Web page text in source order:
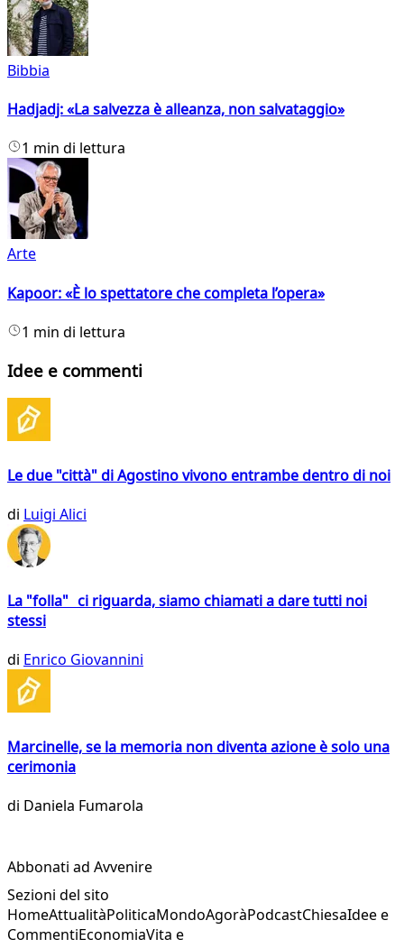
Bibbia
Hadjadj: «La salvezza è alleanza, non salvataggio»
1 min di lettura
Arte
Kapoor: «È lo spettatore che completa l’opera»
1 min di lettura
Idee e commenti
Le due "città" di Agostino vivono entrambe dentro di noi
di Luigi Alici
La "folla" ci riguarda, siamo chiamati a dare tutti noi
stessi
di Enrico Giovannini
Marcinelle, se la memoria non diventa azione è solo una
cerimonia
di Daniela Fumarola
Abbonati ad Avvenire
Sezioni del sito
HomeAttualitàPoliticaMondoAgoràPodcastChiesaIdee e
CommentiEconomiaVita e